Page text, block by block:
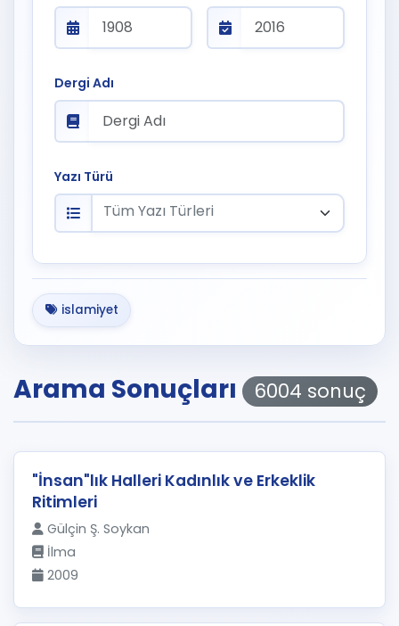
Dergi Adı
Yazı Türü
Tüm Yazı Türleri
islamiyet
Arama Sonuçları 6004 sonuç
"İnsan"lık Halleri Kadınlık ve Erkeklik
Ritimleri
Gülçin Ş. Soykan
İlma
2009